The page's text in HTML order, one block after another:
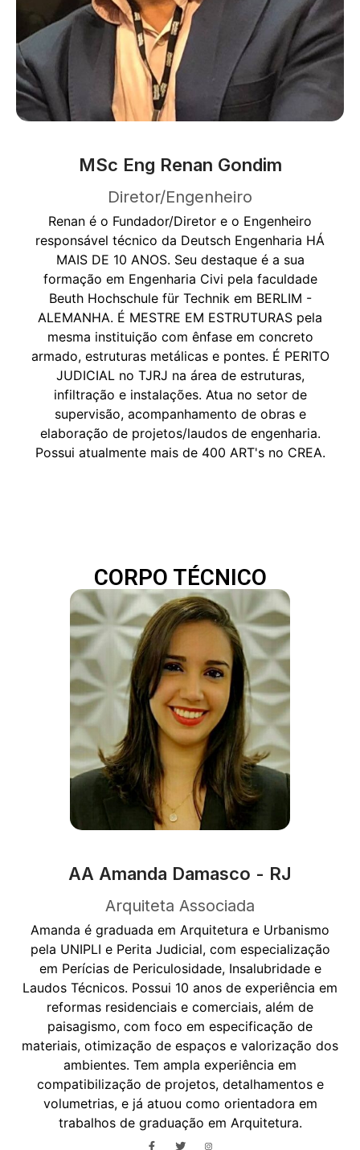
MSc Eng Renan Gondim
Diretor/Engenheiro
Renan é o Fundador/Diretor e o Engenheiro
responsável técnico da Deutsch Engenharia HÁ
MAIS DE 10 ANOS. Seu destaque é a sua
formação em Engenharia Civi pela faculdade
Beuth Hochschule für Technik em BERLIM -
ALEMANHA. É MESTRE EM ESTRUTURAS pela
mesma instituição com ênfase em concreto
armado, estruturas metálicas e pontes. É PERITO
JUDICIAL no TJRJ na área de estruturas,
infiltração e instalações. Atua no setor de
supervisão, acompanhamento de obras e
elaboração de projetos/laudos de engenharia.
Possui atualmente mais de 400 ART's no CREA.
CORPO TÉCNICO
AA Amanda Damasco - RJ
Arquiteta Associada
Amanda é graduada em Arquitetura e Urbanismo
pela UNIPLI e Perita Judicial, com especialização
em Perícias de Periculosidade, Insalubridade e
Laudos Técnicos. Possui 10 anos de experiência em
reformas residenciais e comerciais, além de
paisagismo, com foco em especificação de
materiais, otimização de espaços e valorização dos
ambientes. Tem ampla experiência em
compatibilização de projetos, detalhamentos e
volumetrias, e já atuou como orientadora em
trabalhos de graduação em Arquitetura.